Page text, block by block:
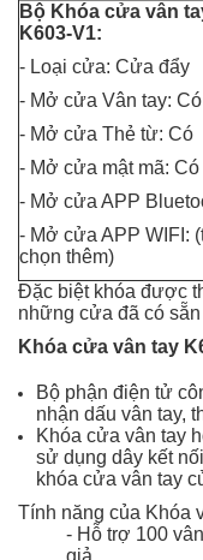
Bộ Khóa cửa vân
K603-V1:
- Loại cửa: Cửa đẩy
- Mở cửa Vân tay: Có
- Mở cửa Thẻ từ: Có
- Mở cửa mật mã: Có
- Mở cửa APP
- Mở cửa APP WIFI:
chọn thêm)
Đặc biệt khóa được
những cửa đã có
Khóa cửa vân tay
Bộ phận điện tử
nhận dấu vân tay,
Khóa cửa vân tay
sử dụng dây kết
khóa cửa vân tay
Tính năng của Khóa
- Hỗ trợ 100